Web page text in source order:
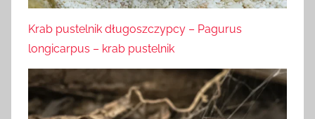
Krab pustelnik długoszczypcy – Pagurus
longicarpus – krab pustelnik